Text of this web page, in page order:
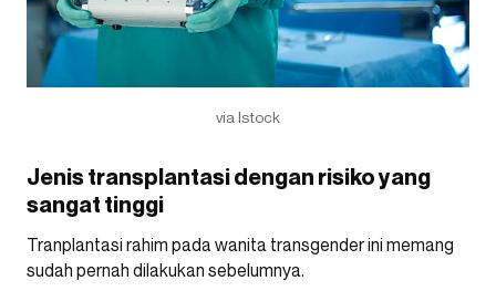
via Istock
Jenis transplantasi dengan risiko yang
sangat tinggi
Tranplantasi rahim pada wanita transgender ini memang
sudah pernah dilakukan sebelumnya.